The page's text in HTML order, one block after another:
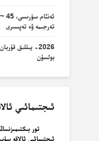
تەرجىمە ۋە تەپسىرى
2026- يىللىق
بولسۇن
ئىجتىمائىي
تور
ئىجتىمائىي ئالاقە